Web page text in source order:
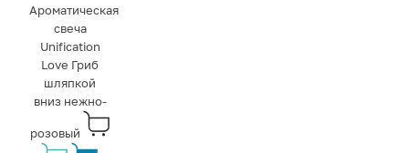
Ароматическая
свеча
Unification
Love Гриб
шляпкой
вниз нежно-
розовый